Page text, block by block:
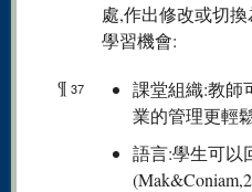
處,作出修改或切
學習機會:
¶ 37
課堂組織:教師
業的管理更輕鬆
語言:學生可以